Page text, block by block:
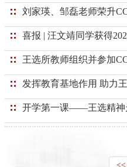
刘家瑛、邹磊老师荣升
喜报 | 汪文靖同学获得
王选所教师组织并参加
发挥教育基地作用 助力
开学第一课——王选精神
<<